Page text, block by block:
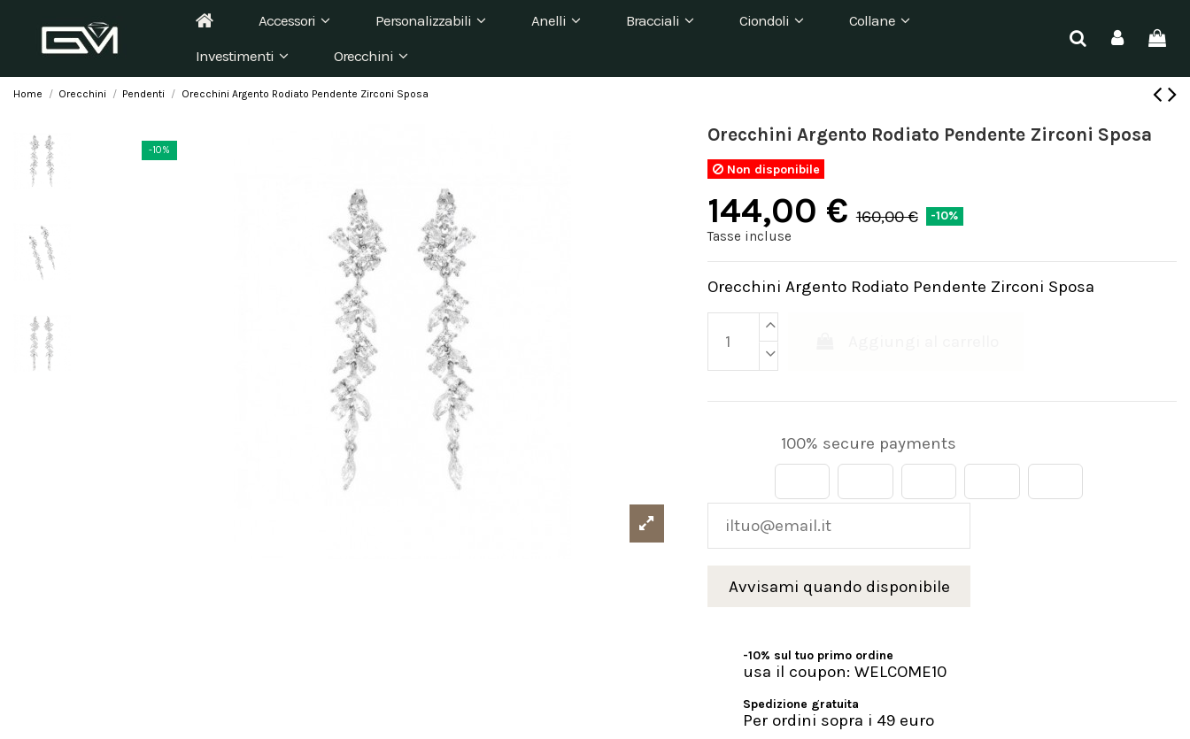
Accessori Personalizzabili Anelli Bracciali Ciondoli
Collane
Investimenti
Orecchini
Home Orecchini Pendenti Orecchini Argento Rodiato Pendente Zirconi Sposa
-10%
Orecchini Argento Rodiato Pendente Zirconi Sposa
Non disponibile
144,00 € 160,00 € -10%
Tasse incluse
Orecchini Argento Rodiato Pendente Zirconi Sposa
100% secure payments
-10% sul tuo primo ordine
usa il coupon: WELCOME10
Spedizione gratuita
Per ordini sopra i 49 euro